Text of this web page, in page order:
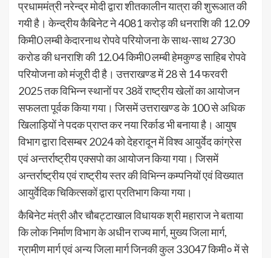
प्रधाममंत्री नरेन्द्र मोदी द्वारा शीतकालीन यात्रा की शुरूआत की
गयी है। केन्द्रीय कैबिनेट ने 4081 करोड़ की धनराशि की 12.09
किमी0 लम्बी केदारनाथ रोपवे परियोजना के साथ-साथ 2730
करोड की धनराशि की 12.04 किमी0 लम्बी हेमकुण्ड साहिब रोपवे
परियोजना को मंजूरी दी है। उत्तराखण्ड में 28 से 14 फरवरी
2025 तक विभिन्न स्थानों पर 38वें राष्ट्रीय खेलों का आयोजन
सफलता पूर्वक किया गया। जिसमें उत्तराखण्ड के 100 से अधिक
खिलाड़ियों ने पदक प्राप्त कर नया रिर्काड भी बनाया है। आयुष
विभाग द्वारा दिसम्बर 2024 को देहरादून में विश्व आयुर्वेद कांग्रेस
एवं अन्तर्राष्ट्रीय एक्सपो का आयोजन किया गया। जिसमें
अन्तर्राष्ट्रीय एवं राष्ट्रीय स्तर की विभिन्न कम्पनियों एवं विख्यात
आयुर्वेदिक चिकित्सकों द्वारा प्रतिभाग किया गया।
कैबिनेट मंत्री और चौबट्टाखाल विधायक श्री महाराज ने बताया
कि लोक निर्माण विभाग के अधीन राज्य मार्ग, मुख्य जिला मार्ग,
ग्रामीण मार्ग एवं अन्य जिला मार्ग जिनकी कुल 33047 किमी० में से